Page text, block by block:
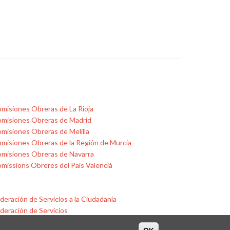
Obreras de La Rioja
Obreras de Madrid
Obreras de Melilla
Obreras de la Región de Murcia
Obreras de Navarra
Obreres del País Valencià
de Servicios a la Ciudadanía
de Servicios